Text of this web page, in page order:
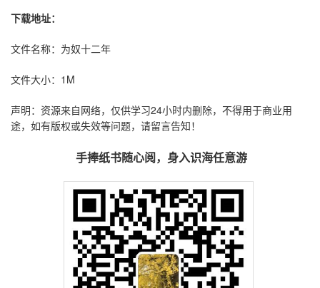
下载地址：
文件名称：为奴十二年
文件大小：1M
声明：资源来自网络，仅供学习24小时内删除，不得用于商业用
途，如有版权或失效等问题，请留言告知！
手捧纸书随心阅，身入识海任意游